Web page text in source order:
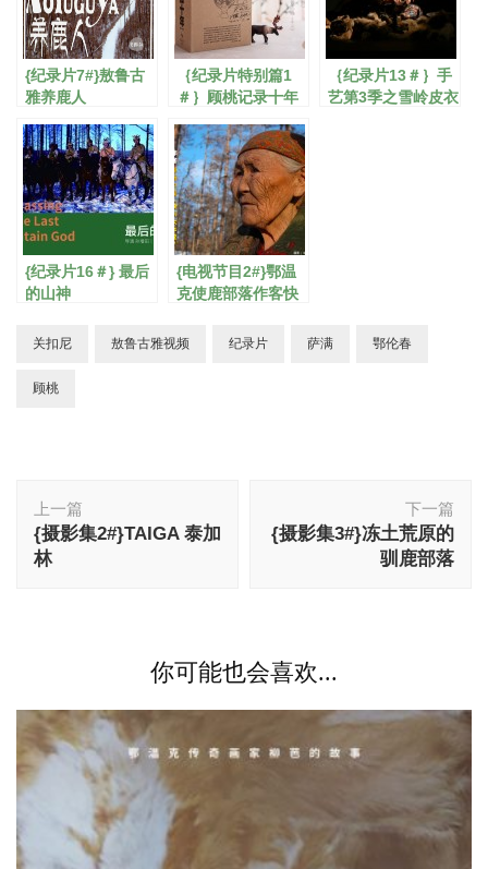
{纪录片7#}敖鲁古
雅养鹿人
｛纪录片特别篇1
＃｝顾桃记录十年
｛纪录片13＃｝手
艺第3季之雪岭皮衣
{纪录片16＃} 最后
的山神
{电视节目2#}鄂温
克使鹿部落作客快
关扣尼 敖鲁古雅视频 纪录片 萨满 鄂伦春
顾桃
文
导
航
上一篇
{摄影集2#}TAIGA 泰加
林
下一篇
{摄影集3#}冻土荒原的
驯鹿部落
你可能也会喜欢...